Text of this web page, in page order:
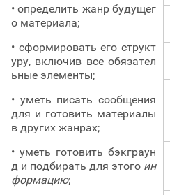
• определить жанр будущег
о материала;
• сформировать его структ
уру, включив все обязател
ьные элементы;
• уметь писать сообщения
для и готовить материалы
в других жанрах;
• уметь готовить бэкграун
д и подбирать для этого ин
формацию;